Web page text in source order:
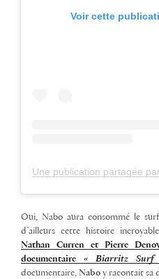
Voir cette
Oui, Nabo aura consommé le
d’ailleurs cette histoire
Nathan Curren et Pierre
documentaire« Biarritz Surf
documentaire, Nabo y racontait sa